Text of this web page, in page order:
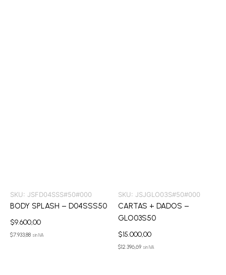
SKU: JSFD04SSS#50#000
BODY SPLASH – D04SSS50
$9.600,00
$7.933,88 sin IVA
SKU: JSJGLO03S#50#000
CARTAS + DADOS –
GLO03S50
$15.000,00
$12.396,69 sin IVA